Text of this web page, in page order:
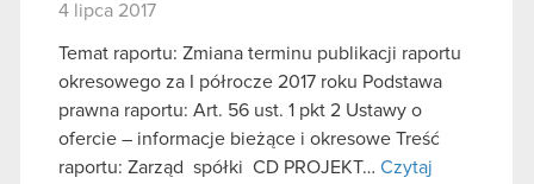
4 lipca 2017
Temat raportu: Zmiana terminu publikacji raportu
okresowego za I półrocze 2017 roku Podstawa
prawna raportu: Art. 56 ust. 1 pkt 2 Ustawy o
ofercie – informacje bieżące i okresowe Treść
raportu: Zarząd spółki CD PROJEKT… Czytaj